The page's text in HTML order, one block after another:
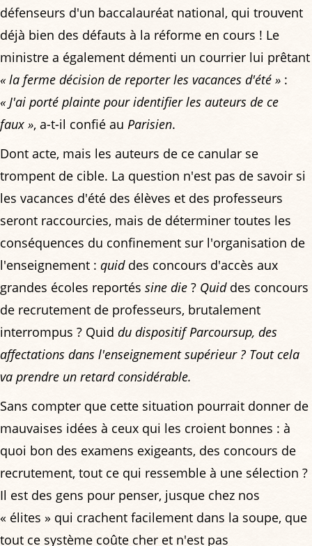
défenseurs d'un baccalauréat national, qui trouvent
déjà bien des défauts à la réforme en cours ! Le
ministre a également démenti un courrier lui prêtant
« la ferme décision de reporter les vacances d'été » :
« J'ai porté plainte pour identifier les auteurs de ce
faux », a-t-il confié au Parisien.
Dont acte, mais les auteurs de ce canular se
trompent de cible. La question n'est pas de savoir si
les vacances d'été des élèves et des professeurs
seront raccourcies, mais de déterminer toutes les
conséquences du confinement sur l'organisation de
l'enseignement : quiddes concours d'accès aux
grandes écoles reportés sine die ? Quiddes concours
de recrutement de professeurs, brutalement
interrompus ? Quid du dispositif Parcoursup, des
affectations dans l'enseignement supérieur ? Tout cela
va prendre un retard considérable.
Sans compter que cette situation pourrait donner de
mauvaises idées à ceux qui les croient bonnes : à
quoi bon des examens exigeants, des concours de
recrutement, tout ce qui ressemble à une sélection ?
Il est des gens pour penser, jusque chez nos
« élites » qui crachent facilement dans la soupe, que
tout ce système coûte cher et n'est pas